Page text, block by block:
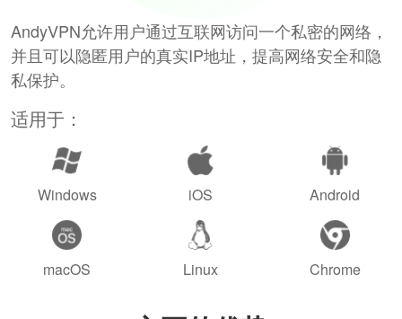
AndyVPN允许用户通过互联网访问一个私密的网络，
并且可以隐匿用户的真实IP地址，提高网络安全和隐
私保护。
适用于：
Windows iOS Android
macOS Linux Chrome